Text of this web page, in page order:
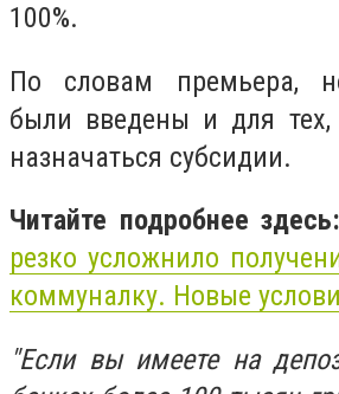
100%.
По словам премьера,
были введены и для тех,
назначаться субсидии.
Читайте подробнее здесь:
резко усложнило
коммуналку. Новые
"Если вы имеете на